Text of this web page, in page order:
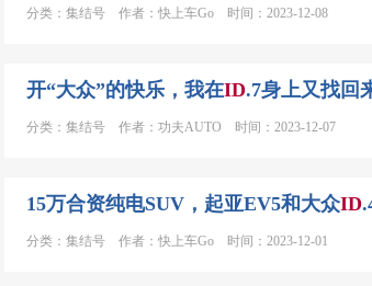
分类：集结号 作者：快上车Go 时间：2023-12-08
开“大众”的快乐，我在ID.7身上又找回
分类：集结号 作者：功夫AUTO 时间：2023-12-07
15万合资纯电SUV，起亚EV5和大众ID
分类：集结号 作者：快上车Go 时间：2023-12-01